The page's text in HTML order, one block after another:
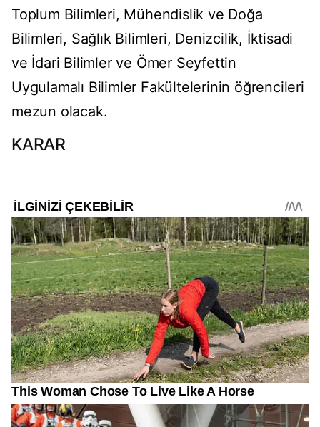
Toplum Bilimleri, Mühendislik ve Doğa
Bilimleri, Sağlık Bilimleri, Denizcilik, İktisadi
ve İdari Bilimler ve Ömer Seyfettin
Uygulamalı Bilimler Fakültelerinin öğrencileri
mezun olacak.
KARAR